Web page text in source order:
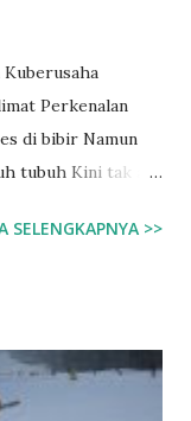
Perkenalan
di bibir Namun
tubuh Kini tak ada
Kebersamaan
SELENGKAPNYA >>